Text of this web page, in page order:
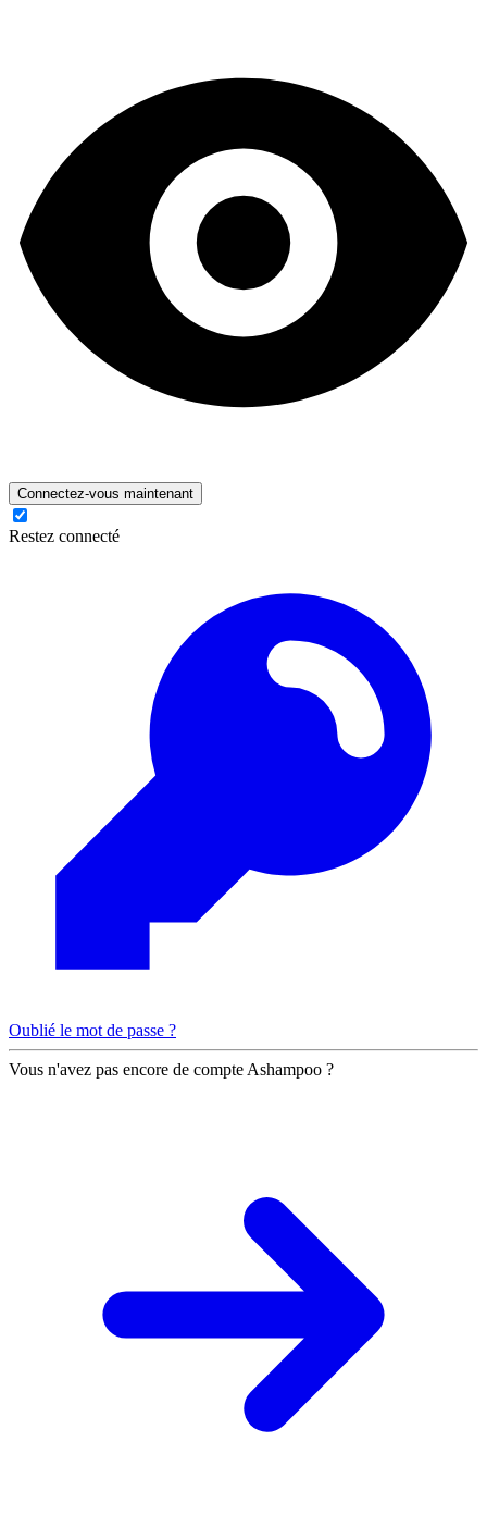
Connectez-vous maintenant
Restez connecté
Oublié le mot de passe ?
Vous n'avez pas encore de compte Ashampoo ?